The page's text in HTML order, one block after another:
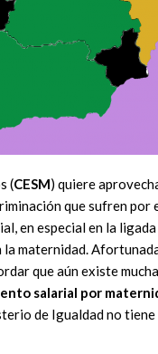
(CESM) quiere
que sufren por
en especial en la
maternidad.
que aún existe mucha
salarial por
de Igualdad no